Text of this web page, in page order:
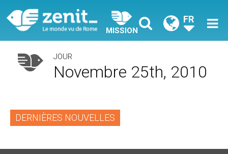
MISSION
FR
JOUR
Novembre 25th, 2010
DERNIÈRES NOUVELLES